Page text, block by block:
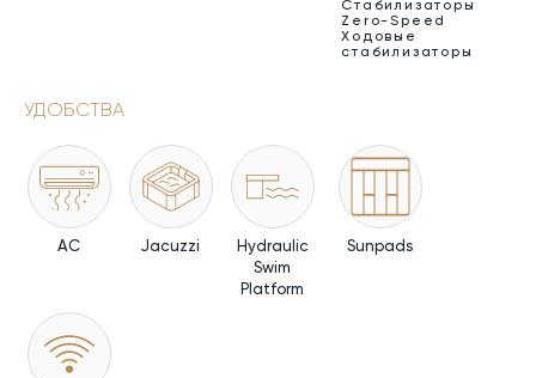
Стабилизаторы
Zero-Speed
Ходовые
стабилизаторы
УДОБСТВА
AC Jacuzzi
Hydraulic
Swim
Platform
Sunpads